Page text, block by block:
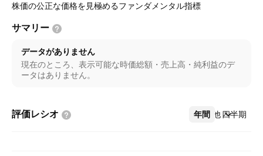
株価の公正な価格を見極めるファンダメンタル指標
サマリー
データがありません
現在のところ、表示可能な時価総額・売上高・純利益のデ
ータはありません。
評価レシオ 年間 四半期
その他